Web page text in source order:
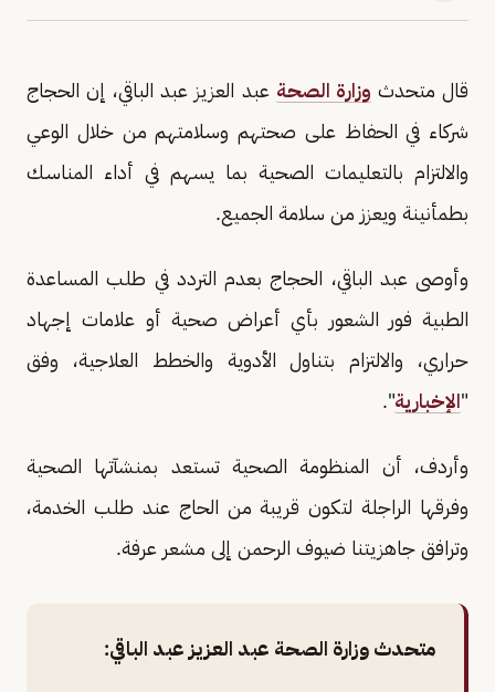
قال متحدث وزارة الصحة عبد العزيز عبد الباقي، إن الحجاج
شركاء في الحفاظ على صحتهم وسلامتهم من خلال الوعي
والالتزام بالتعليمات الصحية بما يسهم في أداء المناسك
بطمأنينة ويعزز من سلامة الجميع.
وأوصى عبد الباقي، الحجاج بعدم التردد في طلب المساعدة
الطبية فور الشعور بأي أعراض صحية أو علامات إجهاد
حراري، والالتزام بتناول الأدوية والخطط العلاجية، وفق
"الإخبارية".
وأردف، أن المنظومة الصحية تستعد بمنشآتها الصحية
وفرقها الراجلة لتكون قريبة من الحاج عند طلب الخدمة،
وترافق جاهزيتنا ضيوف الرحمن إلى مشعر عرفة.
متحدث وزارة الصحة عبد العزيز عبد الباقي: